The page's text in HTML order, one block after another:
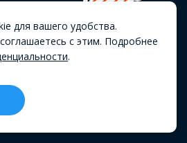
защищены.
для вашего удобства.
с этим. Подробнее
.